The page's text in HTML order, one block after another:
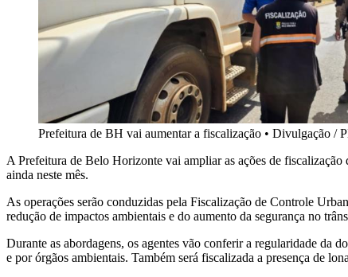
Prefeitura de BH vai aumentar a fiscalização • Divulgação /
A Prefeitura de Belo Horizonte vai ampliar as ações de
ainda neste mês.
As operações serão conduzidas pela Fiscalização de Controle
redução de impactos ambientais e do aumento da segurança no
Durante as abordagens, os agentes vão conferir a regularidade da
e por órgãos ambientais. Também será fiscalizada a presença de